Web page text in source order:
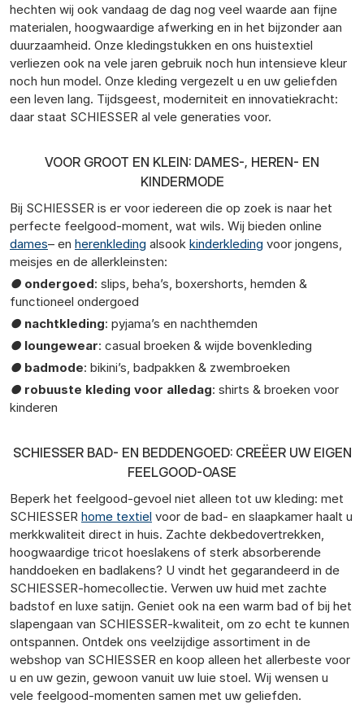
hechten wij ook vandaag de dag nog veel waarde aan fijne
materialen, hoogwaardige afwerking en in het bijzonder aan
duurzaamheid. Onze kledingstukken en ons huistextiel
verliezen ook na vele jaren gebruik noch hun intensieve kleur
noch hun model. Onze kleding vergezelt u en uw geliefden
een leven lang. Tijdsgeest, moderniteit en innovatiekracht:
daar staat SCHIESSER al vele generaties voor.
VOOR GROOT EN KLEIN: DAMES-, HEREN- EN
KINDERMODE
Bij SCHIESSER is er voor iedereen die op zoek is naar het
perfecte feelgood-moment, wat wils. Wij bieden online
dames– en herenkleding alsook kinderkleding voor jongens,
meisjes en de allerkleinsten:
● ondergoed: slips, beha’s, boxershorts, hemden &
functioneel ondergoed
● nachtkleding: pyjama’s en nachthemden
● loungewear: casual broeken & wijde bovenkleding
● badmode: bikini’s, badpakken & zwembroeken
● robuuste kleding voor alledag: shirts & broeken voor
kinderen
SCHIESSER BAD- EN BEDDENGOED: CREËER UW EIGEN
FEELGOOD-OASE
Beperk het feelgood-gevoel niet alleen tot uw kleding: met
SCHIESSER home textiel voor de bad- en slaapkamer haalt u
merkkwaliteit direct in huis. Zachte dekbedovertrekken,
hoogwaardige tricot hoeslakens of sterk absorberende
handdoeken en badlakens? U vindt het gegarandeerd in de
SCHIESSER-homecollectie. Verwen uw huid met zachte
badstof en luxe satijn. Geniet ook na een warm bad of bij het
slapengaan van SCHIESSER-kwaliteit, om zo echt te kunnen
ontspannen. Ontdek ons veelzijdige assortiment in de
webshop van SCHIESSER en koop alleen het allerbeste voor
u en uw gezin, gewoon vanuit uw luie stoel. Wij wensen u
vele feelgood-momenten samen met uw geliefden.